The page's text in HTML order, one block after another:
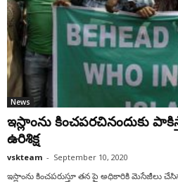
News
ఇస్లాంను కించపరచినందుకు
ఉరిశిక్ష
vskteam - September 10, 2020
ఇస్లాంను కించపరుస్తూ తన పై అధికారికి మెసేజీలు